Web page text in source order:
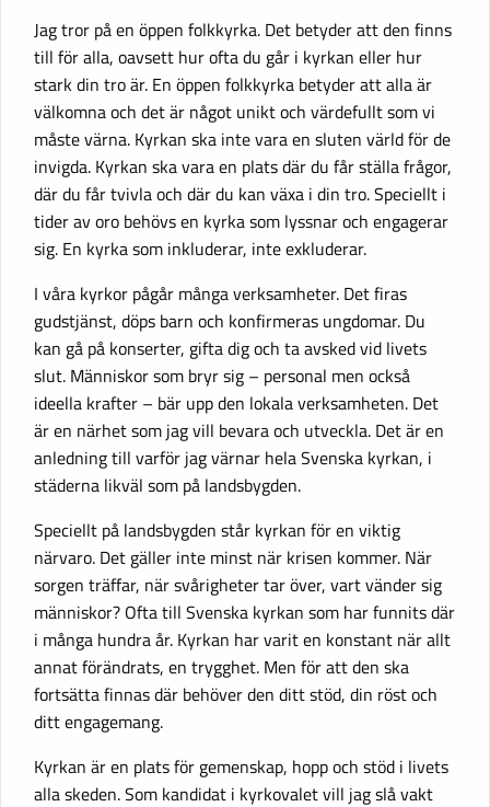
Jag tror på en öppen folkkyrka. Det betyder att den finns
till för alla, oavsett hur ofta du går i kyrkan eller hur
stark din tro är. En öppen folkkyrka betyder att alla är
välkomna och det är något unikt och värdefullt som vi
måste värna. Kyrkan ska inte vara en sluten värld för de
invigda. Kyrkan ska vara en plats där du får ställa frågor,
där du får tvivla och där du kan växa i din tro. Speciellt i
tider av oro behövs en kyrka som lyssnar och engagerar
sig. En kyrka som inkluderar, inte exkluderar.
I våra kyrkor pågår många verksamheter. Det firas
gudstjänst, döps barn och konfirmeras ungdomar. Du
kan gå på konserter, gifta dig och ta avsked vid livets
slut. Människor som bryr sig – personal men också
ideella krafter – bär upp den lokala verksamheten. Det
är en närhet som jag vill bevara och utveckla. Det är en
anledning till varför jag värnar hela Svenska kyrkan, i
städerna likväl som på landsbygden.
Speciellt på landsbygden står kyrkan för en viktig
närvaro. Det gäller inte minst när krisen kommer. När
sorgen träffar, när svårigheter tar över, vart vänder sig
människor? Ofta till Svenska kyrkan som har funnits där
i många hundra år. Kyrkan har varit en konstant när allt
annat förändrats, en trygghet. Men för att den ska
fortsätta finnas där behöver den ditt stöd, din röst och
ditt engagemang.
Kyrkan är en plats för gemenskap, hopp och stöd i livets
alla skeden. Som kandidat i kyrkovalet vill jag slå vakt